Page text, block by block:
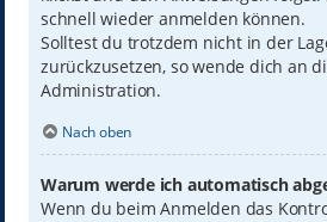
schnell wieder anmelden können.
Solltest du trotzdem nicht in der
zurückzusetzen, so wende dich an
Administration.
Nach oben
Warum werde ich automatisch
Wenn du beim Anmelden das